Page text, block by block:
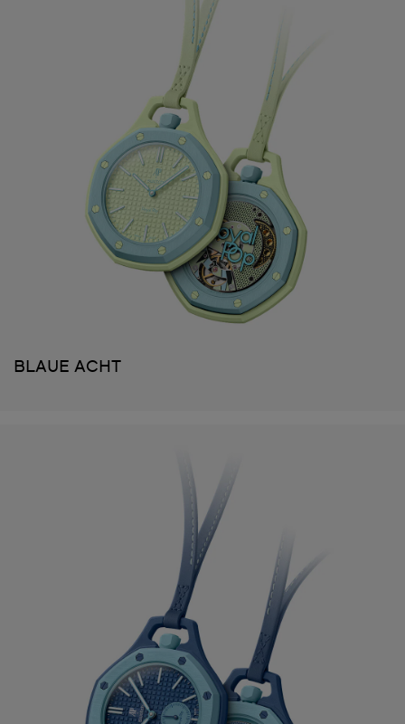
BLAUE ACHT